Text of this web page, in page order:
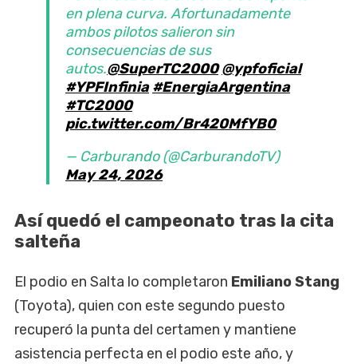
en plena curva. Afortunadamente
ambos pilotos salieron sin
consecuencias de sus
autos.@SuperTC2000 @ypfoficial
#YPFInfinia #EnergiaArgentina
#TC2000
pic.twitter.com/Br420MfYB0
— Carburando (@CarburandoTV)
May 24, 2026
Así quedó el campeonato tras la cita
salteña
El podio en Salta lo completaron Emiliano Stang
(Toyota), quien con este segundo puesto
recuperó la punta del certamen y mantiene
asistencia perfecta en el podio este año, y